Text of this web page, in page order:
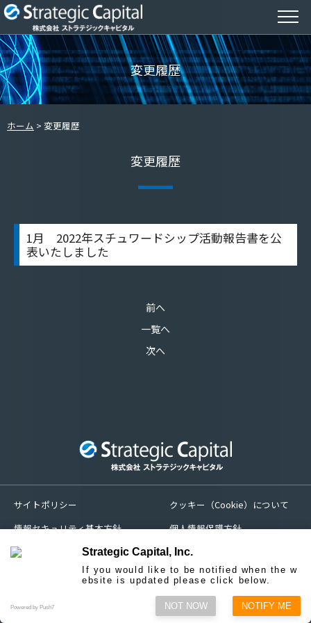
変更履歴
ホーム 変更履歴
変更履歴
1月 2022年スチュワードシップ活動報告書を公
表いたしました
前へ
一覧へ
次へ
サイトポリシー
クッキー（Cookie）について
情報セキュリティ基本方針
個人情報保護方針
苦情処理及び紛争解決措置
サイトマップ
© Strategic Capital, Inc.
Strategic Capital, Inc.
If you would like to be notified when the w
ebsite is updated please click below.
Powered by Push7 NOT NOW NOTIFY ME